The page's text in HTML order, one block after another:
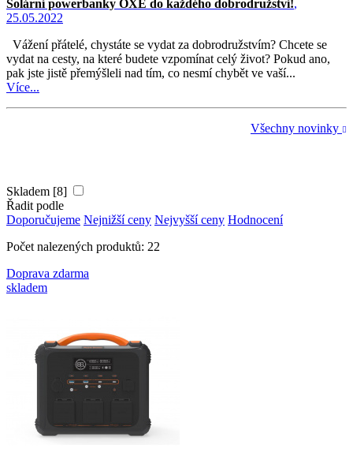
Solární powerbanky OXE do každého dobrodružství!,
25.05.2022
Vážení přátelé, chystáte se vydat za dobrodružstvím? Chcete se
vydat na cesty, na které budete vzpomínat celý život? Pokud ano,
pak jste jistě přemýšleli nad tím, co nesmí chybět ve vaší...
Více...
Všechny novinky
Skladem [8]
Řadit podle
Doporučujeme Nejnižší ceny Nejvyšší ceny Hodnocení
Počet nalezených produktů: 22
Doprava zdarma
skladem